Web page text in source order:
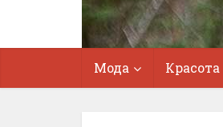
Мода Красота